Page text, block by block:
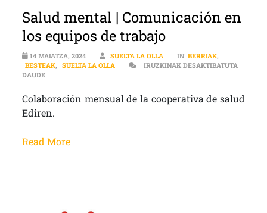
Salud mental | Comunicación en
los equipos de trabajo
14 MAIATZA, 2024 SUELTA LA OLLA IN BERRIAK,
BESTEAK, SUELTA LA OLLA
IRUZKINAK DESAKTIBATUTA
DAUDESALUD MENTAL | COMUNICACIÓN EN LOS EQUIPOS DE TRABAJO
Colaboración mensual de la cooperativa de salud
Ediren.
Read More